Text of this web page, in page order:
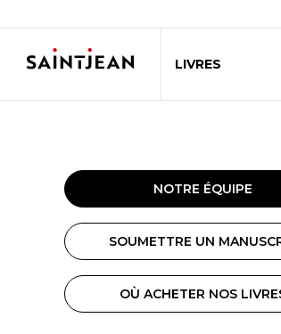
LIVRES
NOTRE ÉQUIPE
SOUMETTRE UN
OÙ ACHETER NOS